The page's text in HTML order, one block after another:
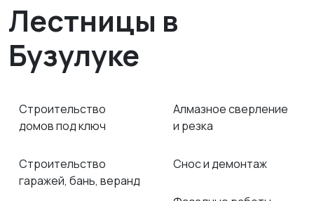
Лестницы в
Бузулуке
Строительство
домов под ключ
Строительство
гаражей, бань, веранд
Алмазное сверление
и резка
Снос и демонтаж